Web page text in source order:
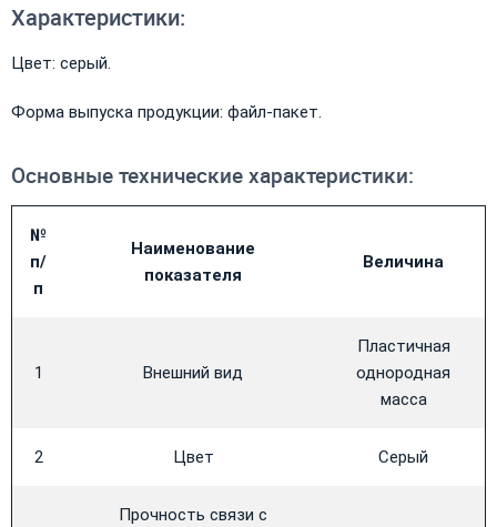
Характеристики:
Цвет: серый.
Форма выпуска продукции: файл-пакет.
​Основные технические характеристики:
№
п/
п
Наименование
показателя
Величина
1 Внешний вид
Пластичная
однородная
масса
2 Цвет Серый
Прочность связи с